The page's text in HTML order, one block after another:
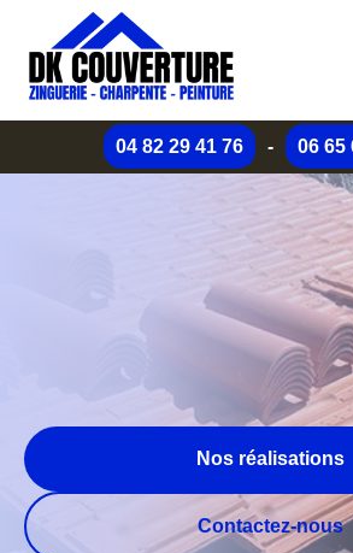
04 82 29 41 76 - 06 65
Nos réalisations
Contactez-nous